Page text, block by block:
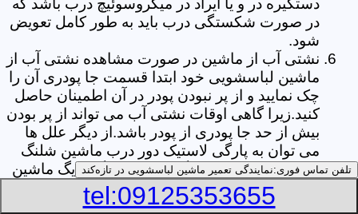
دستگیره در و یا ایراد در میکروسوئیچ درب باشد که
در صورت شکستگی درب باید به طور کامل تعویض
شود.
نشتی آب از ماشین در صورت مشاهده نشتی آب از
ماشین لباسشویی خود ابتدا قسمت جا پودری آن را
چک نمایید و از پر نبودن پودر در آن اطمینان حاصل
کنید.زیرا گاهی اوقات نشتی آب می تواند از پر بودن
بیش از حد جا پودری از پودر باشد.از دیگر علل ها
می توان به پارگی لاستیک دور درب ماشین شلنگ
تخلیه خرطومی زیر دیگ و یا شکستگی دیگ ماشین
های لباسشویی اشاره کرد.
خشک نکردن لباس ها یکی از بیشترین علل های
تلفن تماس فوری:نمایندگی تعمیر ماشین لباسشویی در تازه‌کند
tel:09125353655